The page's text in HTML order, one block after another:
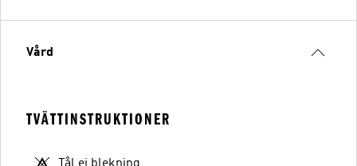
Vård
TVÄTTINSTRUKTIONER